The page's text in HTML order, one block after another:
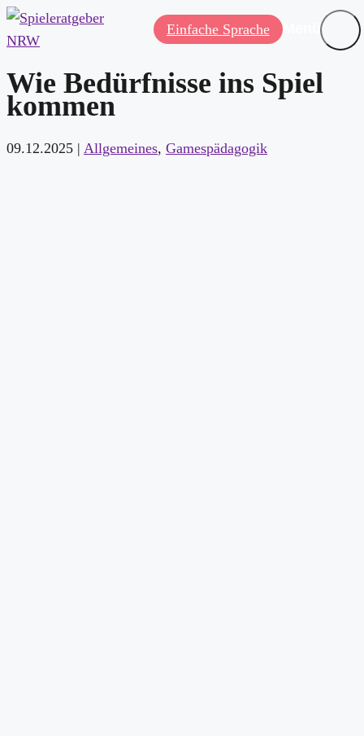
Einfache Sprache Menü
Wie Bedürfnisse ins Spiel
kommen
09.12.2025 | Allgemeines, Gamespädagogik